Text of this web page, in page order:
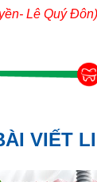
Lê Quý
VIẾT